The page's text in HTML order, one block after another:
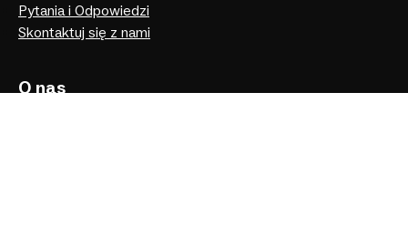
Pytania i Odpowiedzi
Skontaktuj się z nami
O nas